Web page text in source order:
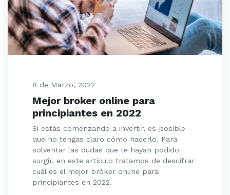
8 de Marzo, 2022
Mejor broker online para
principiantes en 2022
Si estás comenzando a invertir, es posible
que no tengas claro cómo hacerlo. Para
solventar las dudas que te hayan podido
surgir, en este artículo tratamos de descifrar
cuál es el mejor bróker online para
principiantes en 2022.